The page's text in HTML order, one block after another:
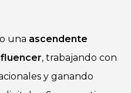
una ascendente
, trabajando con
y ganando